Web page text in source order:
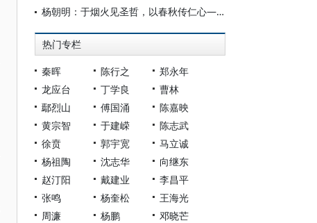
杨朝明：于烟火见圣哲，以春秋传仁心——读李学斌著《仁者春秋孔子传》
热门专栏
秦晖 陈行之
郑永年
龙应台
丁学良
曹林
鄢烈山
傅国涌
陈嘉映
黄宗智
于建嵘
陈志武
徐贲
郭宇宽
马立诚
杨祖陶
沈志华
向继东
赵汀阳
戴建业
李昌平
张鸣
杨奎松
王海光
周濂
杨鹏
邓晓芒